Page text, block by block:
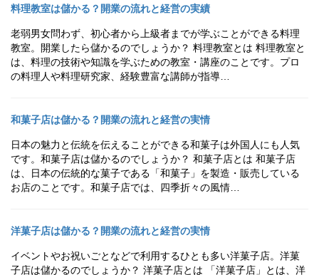
料理教室は儲かる？開業の流れと経営の実績
老弱男女問わず、初心者から上級者までが学ぶことができる料理
教室。開業したら儲かるのでしょうか？ 料理教室とは 料理教室と
は、料理の技術や知識を学ぶための教室・講座のことです。プロ
の料理人や料理研究家、経験豊富な講師が指導…
和菓子店は儲かる？開業の流れと経営の実情
日本の魅力と伝統を伝えることができる和菓子は外国人にも人気
です。和菓子店は儲かるのでしょうか？ 和菓子店とは 和菓子店
は、日本の伝統的な菓子である「和菓子」を製造・販売している
お店のことです。和菓子店では、四季折々の風情…
洋菓子店は儲かる？開業の流れと経営の実情
イベントやお祝いごとなどで利用するひとも多い洋菓子店。洋菓
子店は儲かるのでしょうか？ 洋菓子店とは 「洋菓子店」とは、洋